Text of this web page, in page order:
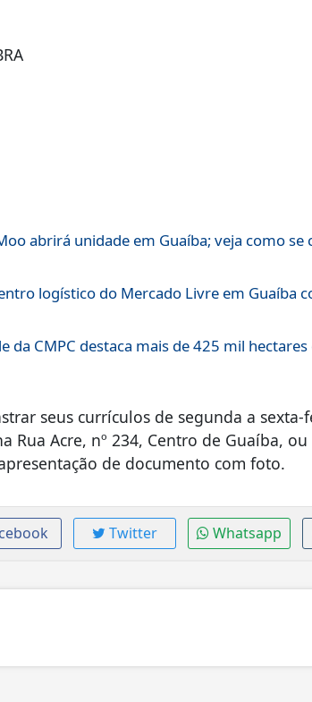
abrirá unidade em Guaíba; veja como se
logístico do Mercado Livre em Guaíba
da CMPC destaca mais de 425 mil
seus currículos de segunda a
Rua Acre, nº 234, Centro de Guaíba,
de documento com foto.
Twitter Whatsapp